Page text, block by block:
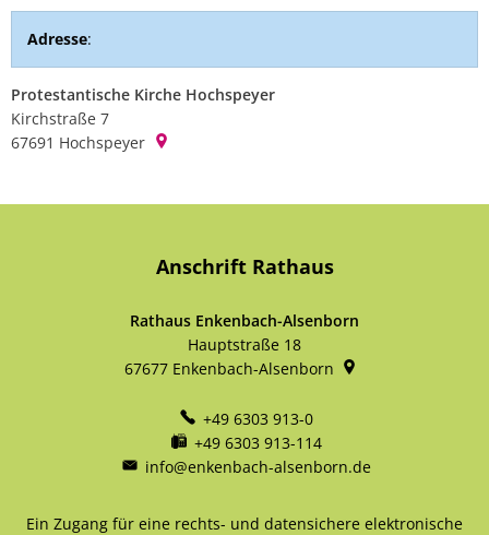
Adresse:
Protestantische Kirche Hochspeyer
Kirchstraße 7
67691 Hochspeyer
Anschrift Rathaus
Rathaus Enkenbach-Alsenborn
Hauptstraße 18
67677 Enkenbach-Alsenborn
+49 6303 913-0
+49 6303 913-114
info@enkenbach-alsenborn.de
Ein Zugang für eine rechts- und datensichere elektronische